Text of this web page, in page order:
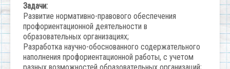
Задачи:
Развитие нормативно-правового обеспечения
профориентационной деятельности в
образовательных организациях;
Разработка научно-обоснованного содержательного
наполнения профориентационной работы, с учетом
разных возможностей образовательных организаций;